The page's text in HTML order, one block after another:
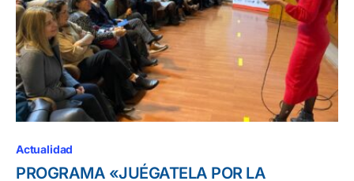
Actualidad
PROGRAMA «JUÉGATELA POR LA